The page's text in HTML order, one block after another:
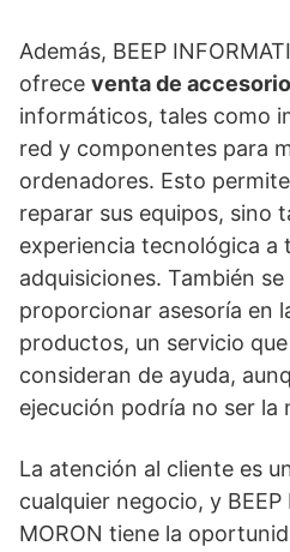
Además, BEEP
ofrece venta de
informáticos, tales como
red y componentes para
ordenadores. Esto
reparar sus equipos, sino
experiencia tecnológica a
adquisiciones. También
proporcionar asesoría en
productos, un servicio
consideran de ayuda,
ejecución podría no ser la
La atención al cliente es
cualquier negocio, y BEEP
MORON tiene la